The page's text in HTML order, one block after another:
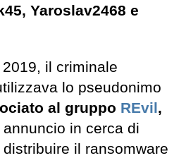
Yaroslav2468 e
il criminale
lo pseudonimo
al gruppo REvil,
in cerca di
il ransomware